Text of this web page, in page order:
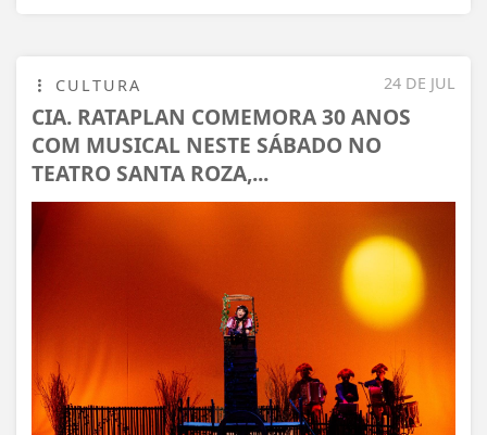
24 DE JUL
CULTURA
CIA. RATAPLAN COMEMORA 30 ANOS
COM MUSICAL NESTE SÁBADO NO
TEATRO SANTA ROZA,...